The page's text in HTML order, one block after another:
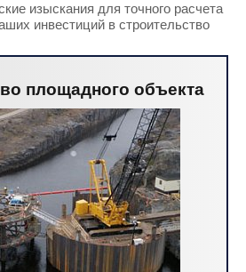
изыскания для точного расчета
инвестиций в строительство
площадного объекта